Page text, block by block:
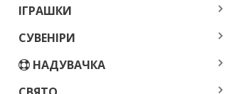
ІГРАШКИ
СУВЕНІРИ
НАДУВАЧКА